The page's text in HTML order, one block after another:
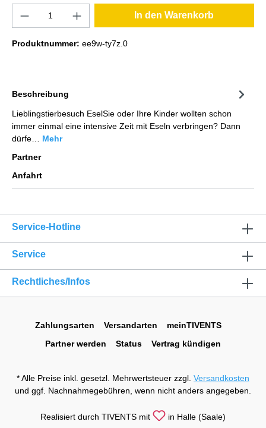
In den Warenkorb
Produktnummer: ee9w-ty7z.0
Beschreibung
Lieblingstierbesuch EselSie oder Ihre Kinder wollten schon
immer einmal eine intensive Zeit mit Eseln verbringen? Dann
dürfe… Mehr
Partner
Anfahrt
Service-Hotline
Service
Rechtliches/Infos
Zahlungsarten Versandarten
meinTIVENTS
Partner werden
Status Vertrag kündigen
* Alle Preise inkl. gesetzl. Mehrwertsteuer zzgl. Versandkosten
und ggf. Nachnahmegebühren, wenn nicht anders angegeben.
Realisiert durch TIVENTS mit in Halle (Saale)